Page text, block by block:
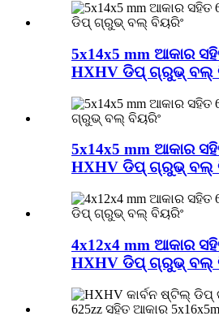
5x14x5 mm ଆକାର
HXHV ଡିପ୍ ଗ୍ରୁଭ୍ ବଲ୍
5x14x5 mm ଆକାର
HXHV ଡିପ୍ ଗ୍ରୁଭ୍ ବଲ୍
4x12x4 mm ଆକାର
HXHV ଡିପ୍ ଗ୍ରୁଭ୍ ବଲ୍